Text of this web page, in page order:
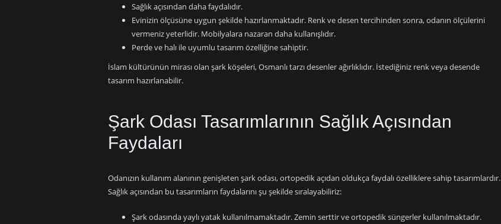
Sağlık açısından daha faydalıdır.
Evinizin ölçüsüne uygun şekilde hazırlanmaktadır. Renk ve desen tercihinden sonra, odanın ölçülerini
vermeniz yeterlidir. Mobilyalara nazaran daha kullanışlıdır.
Perde ve halı ile uyumlu tasarım özelliğine sahiptir.
İslam kültürünün mirası olan şark köşeleri, Osmanlı tarzı desenler ağırlıklıdır. İstediğiniz renk veya desende
tasarım hazırlanabilir.
Şark Odası Tasarımlarının Sağlık Açısından
Faydaları
Odanızın kullanım alanının genişleten şark odası, ortopedik açıdan oldukça faydalı özelliklere sahip tasarımlardır.
Sağlık açısından bu tasarımların faydalarını şu şekilde sıralayabiliriz:
Şark odasında yaylı yatak kullanılmamaktadır. Zemin serttir ve ortopedik süngerler kullanılmaktadır.